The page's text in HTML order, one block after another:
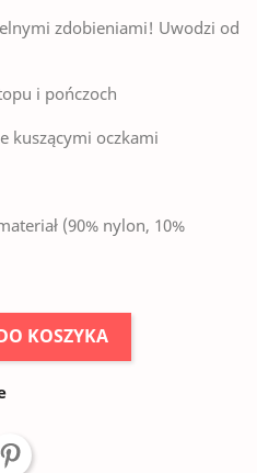
zdobieniami! Uwodzi od
i pończoch
kuszącymi oczkami
(90% nylon, 10%
KOSZYKA